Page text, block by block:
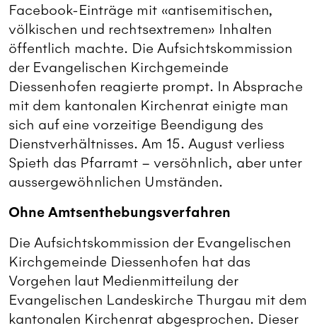
Facebook-Einträge mit «antisemitischen,
völkischen und rechtsextremen» Inhalten
öffentlich machte. Die Aufsichtskommission
der Evangelischen Kirchgemeinde
Diessenhofen reagierte prompt. In Absprache
mit dem kantonalen Kirchenrat einigte man
sich auf eine vorzeitige Beendigung des
Dienstverhältnisses. Am 15. August verliess
Spieth das Pfarramt – versöhnlich, aber unter
aussergewöhnlichen Umständen.
Ohne Amtsenthebungsverfahren
Die Aufsichtskommission der Evangelischen
Kirchgemeinde Diessenhofen hat das
Vorgehen laut Medienmitteilung der
Evangelischen Landeskirche Thurgau mit dem
kantonalen Kirchenrat abgesprochen. Dieser